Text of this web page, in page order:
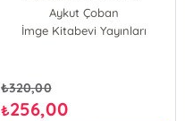
Aykut Çoban
İmge Kitabevi Yayınları
₺320,00
₺256,00